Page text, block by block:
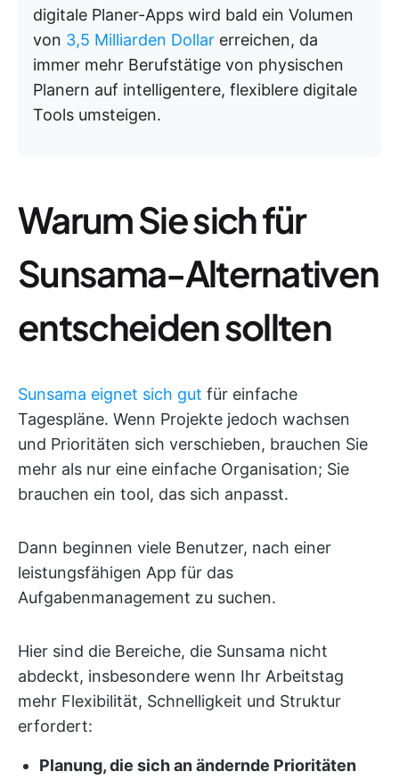
digitale Planer-Apps wird bald ein Volumen
von 3,5 Milliarden Dollar erreichen, da
immer mehr Berufstätige von physischen
Planern auf intelligentere, flexiblere digitale
Tools umsteigen.
Warum Sie sich für
Sunsama-Alternativen
entscheiden sollten
Sunsama eignet sich gut für einfache
Tagespläne. Wenn Projekte jedoch wachsen
und Prioritäten sich verschieben, brauchen Sie
mehr als nur eine einfache Organisation; Sie
brauchen ein tool, das sich anpasst.
Dann beginnen viele Benutzer, nach einer
leistungsfähigen App für das
Aufgabenmanagement zu suchen.
Hier sind die Bereiche, die Sunsama nicht
abdeckt, insbesondere wenn Ihr Arbeitstag
mehr Flexibilität, Schnelligkeit und Struktur
erfordert:
Planung, die sich an ändernde Prioritäten